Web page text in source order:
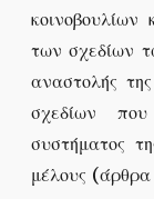
των σχεδίων
αναστολής της
σχεδίων
συστήματος
μέλους